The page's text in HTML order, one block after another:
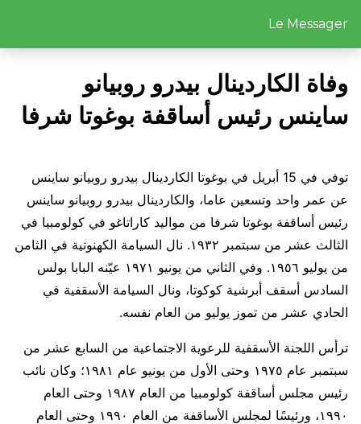
Le Messager
وفاة الكاردينال بيدرو روبيانو
ساينس رئيس أساقفة بوغوتا شرفا
توفي في 15 أبريل في بوغوتا الكاردينال بيدرو روبيانو ساينس
عن عمر واحد وتسعين عاما، والكاردينال بيدرو روبيانو ساينس
رئيس أساقفة بوغوتا شرفا من مواليد كاراتاغو في كولومبيا في
الثالث عشر من سبتمبر ١٩٣٢. نال السيامة الكهنوتية في الثامن
من يوليو ١٩٥٦. وفي الثاني من يونيو ١٩٧١ عيّنه البابا بولس
السادس أسقف أبرشية كوكوتا، ونال السيامة الأسقفية في
الحادي عشر من تموز يوليو من العام نفسه.
ترأس اللجنة الأسقفية للرعوية الاجتماعية من السابع عشر من
سبتمبر عام ١٩٧٥ وحتى الأول من يونيو عام ١٩٨١؛ وكان نائب
رئيس مجلس أساقفة كولومبيا من العام ١٩٨٧ وحتى العام
١٩٩٠، ورئيسًا لمجلس الأساقفة من العام ١٩٩٠ وحتى العام